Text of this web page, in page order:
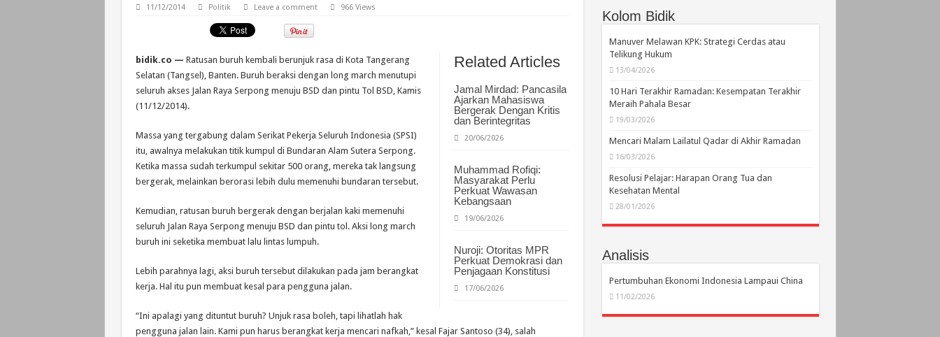
11/12/2014 Politik Leave a comment 966 Views
Related Articles
Jamal Mirdad: Pancasila
Ajarkan Mahasiswa
Bergerak Dengan Kritis
dan Berintegritas
20/06/2026
Muhammad Rofiqi:
Masyarakat Perlu
Perkuat Wawasan
Kebangsaan
19/06/2026
Nuroji: Otoritas MPR
Perkuat Demokrasi dan
Penjagaan Konstitusi
17/06/2026
bidik.co — Ratusan buruh kembali berunjuk rasa di Kota Tangerang
Selatan (Tangsel), Banten. Buruh beraksi dengan long march menutupi
seluruh akses Jalan Raya Serpong menuju BSD dan pintu Tol BSD, Kamis
(11/12/2014).
Massa yang tergabung dalam Serikat Pekerja Seluruh Indonesia (SPSI)
itu, awalnya melakukan titik kumpul di Bundaran Alam Sutera Serpong.
Ketika massa sudah terkumpul sekitar 500 orang, mereka tak langsung
bergerak, melainkan berorasi lebih dulu memenuhi bundaran tersebut.
Kemudian, ratusan buruh bergerak dengan berjalan kaki memenuhi
seluruh Jalan Raya Serpong menuju BSD dan pintu tol. Aksi long march
buruh ini seketika membuat lalu lintas lumpuh.
Lebih parahnya lagi, aksi buruh tersebut dilakukan pada jam berangkat
kerja. Hal itu pun membuat kesal para pengguna jalan.
“Ini apalagi yang dituntut buruh? Unjuk rasa boleh, tapi lihatlah hak
pengguna jalan lain. Kami pun harus berangkat kerja mencari nafkah,” kesal Fajar Santoso (34), salah
Kolom Bidik
Manuver Melawan KPK: Strategi Cerdas atau
Telikung Hukum
13/04/2026
10 Hari Terakhir Ramadan: Kesempatan Terakhir
Meraih Pahala Besar
19/03/2026
Mencari Malam Lailatul Qadar di Akhir Ramadan
16/03/2026
Resolusi Pelajar: Harapan Orang Tua dan
Kesehatan Mental
28/01/2026
Analisis
Pertumbuhan Ekonomi Indonesia Lampaui China
11/02/2026